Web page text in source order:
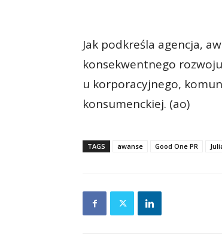
Jak podkreśla agencja,
konsekwentnego
u korporacyjnego,
konsumenckiej. (ao)
TAGS awanse Good One PR